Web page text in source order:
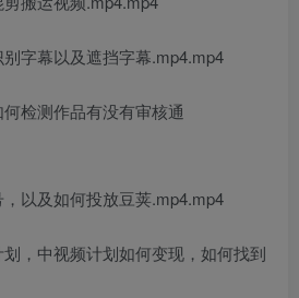
字幕以及遮挡字幕.mp4.mp4
检测作品有没有审核通
以及如何投放豆荚.mp4.mp4
，中视频计划如何变现，如何找到